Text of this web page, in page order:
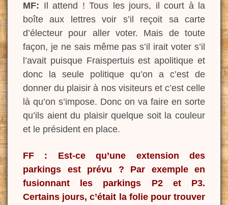
MF: Il attend ! Tous les jours, il court à la
boîte aux lettres voir s’il reçoit sa carte
d’électeur pour aller voter. Mais de toute
façon, je ne sais même pas s’il irait voter s’il
l’avait puisque Fraispertuis est apolitique et
donc la seule politique qu’on a c’est de
donner du plaisir à nos visiteurs et c’est celle
là qu’on s’impose. Donc on va faire en sorte
qu’ils aient du plaisir quelque soit la couleur
et le président en place.
FF : Est-ce qu’une extension des
parkings est prévu ? Par exemple en
fusionnant les parkings P2 et P3.
Certains jours, c’était la folie pour trouver